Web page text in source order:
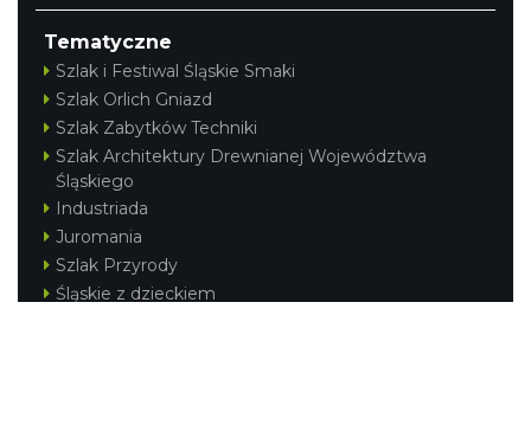
Tematyczne
Szlak i Festiwal Śląskie Smaki
Szlak Orlich Gniazd
Szlak Zabytków Techniki
Szlak Architektury Drewnianej Województwa
Śląskiego
Industriada
Juromania
Szlak Przyrody
Śląskie z dzieckiem